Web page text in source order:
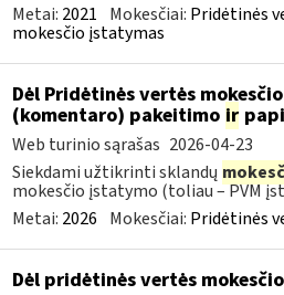
Metai: 2021 Mokesčiai: Pridėtinės
mokesčio įstatymas
Dėl Pridėtinės vertės
(komentaro) pakeitimo ir
Web turinio sąrašas 2026-04-23
Siekdami užtikrinti sklandų
mokesčio įstatymo (toliau – PVM
Metai: 2026 Mokesčiai: Pridėtinės
Dėl pridėtinės vertės